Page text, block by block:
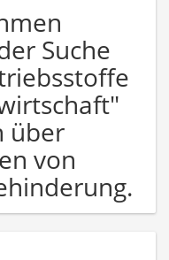
Suche
über
von